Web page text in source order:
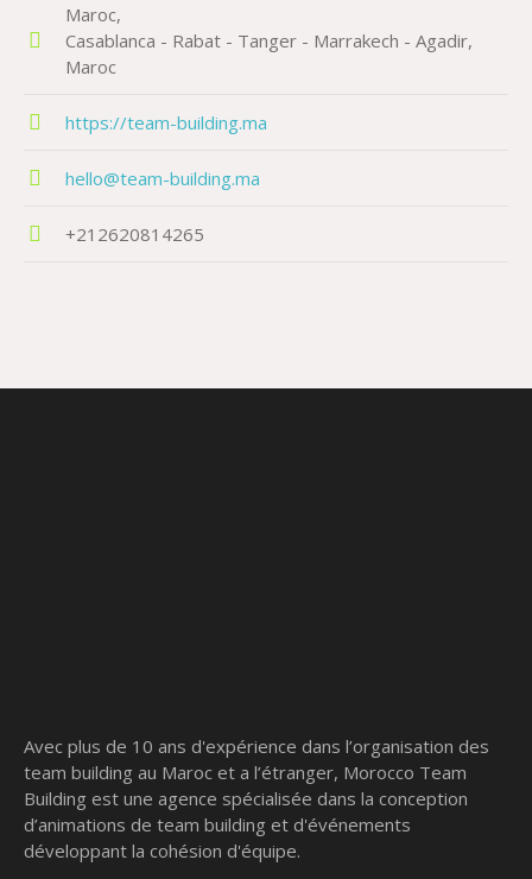
Maroc
Casablanca - Rabat - Tanger - Marrakech - Agadir
Maroc
https://team-building.ma
hello@team-building.ma
+212620814265
Avec plus de 10 ans d'expérience dans l’organisation des
team building au Maroc et a l’étranger, Morocco Team
Building est une agence spécialisée dans la conception
d’animations de team building et d'événements
développant la cohésion d'équipe.